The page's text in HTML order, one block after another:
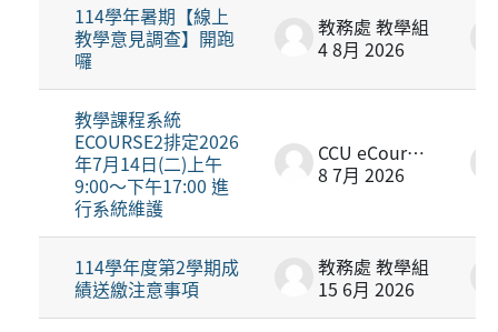
114學年暑期【線上
教學意見調查】開跑
囉
教務處 教學組
4 8月 2026
教學課程系統
ECOURSE2排定2026
年7月14日(二)上午
9:00～下午17:00 進
行系統維護
CCU eCourse2
8 7月 2026
114學年度第2學期成
績送繳注意事項
教務處 教學組
15 6月 2026